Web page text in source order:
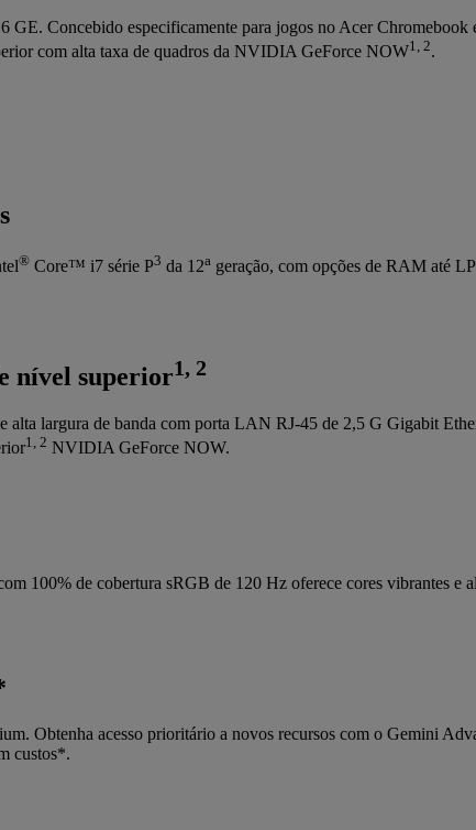
GE. Concebido especificamente para jogos no Acer
com alta taxa de quadros da NVIDIA GeForce NOW1, 2.
® Core™ i7 série P3 da 12a geração, com opções de RAM até
nível superior1, 2
alta largura de banda com porta LAN RJ-45 de 2,5 G Gigabit
1, 2 NVIDIA GeForce NOW.
100% de cobertura sRGB de 120 Hz oferece cores vibrantes e
Obtenha acesso prioritário a novos recursos com o Gemini
custos*.